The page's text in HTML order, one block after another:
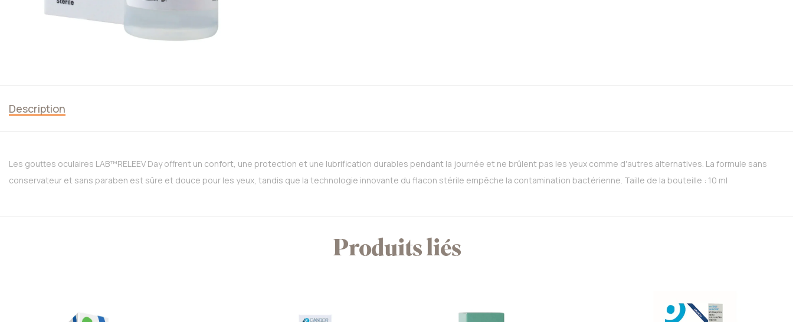
Description
Les gouttes oculaires LAB™RELEEV Day offrent un confort, une protection et une lubrification durables pendant la journée et ne brûlent pas les yeux comme d'autres alternatives. La formule sans
conservateur et sans paraben est sûre et douce pour les yeux, tandis que la technologie innovante du flacon stérile empêche la contamination bactérienne. Taille de la bouteille : 10 ml
Produits liés